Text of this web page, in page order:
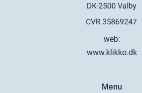
web:
www.klikko.dk
Menu